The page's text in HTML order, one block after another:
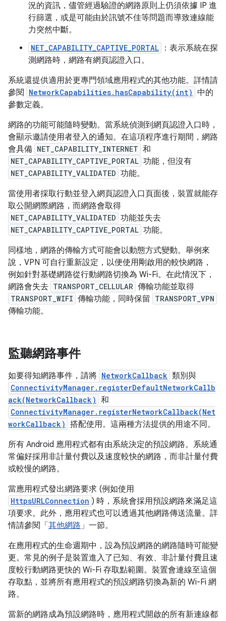
況的資訊，儘管經過驗證的網路原則上仍須依據 IP 進
行篩選，或是可能由於訊號不佳等問題而導致連線能
力突然中斷。
NET_CAPABILITY_CAPTIVE_PORTAL
：表示系統在探
測網路時，網路有網頁認證入口。
系統還提供適用於更專門領域應用程式的其他功能。詳情請
參閱
NetworkCapabilities.hasCapability(int) 中的
參數定義。
網路的功能可能隨時變動。當系統偵測到網頁認證入口時，
會顯示邀請使用者登入的通知。在這項程序進行期間，網路
會具備 NET_CAPABILITY_INTERNET 和
NET_CAPABILITY_CAPTIVE_PORTAL 功能，但沒有
NET_CAPABILITY_VALIDATED 功能。
當使用者採取行動並登入網頁認證入口頁面後，裝置就能存
取公開網際網路，而網路會取得
NET_CAPABILITY_VALIDATED 功能並失去
NET_CAPABILITY_CAPTIVE_PORTAL 功能。
同樣地，網路的傳輸方式可能會以動態方式變動。舉例來
說，VPN 可自行重新設定，以便使用剛啟用的較快網路，
例如針對基礎網路從行動網路切換為 Wi-Fi。在此情況下，
網路會失去 TRANSPORT_CELLULAR 傳輸功能並取得
TRANSPORT_WIFI 傳輸功能，同時保留 TRANSPORT_VPN
傳輸功能。
監聽網路事件
如要得知網路事件，請將 NetworkCallback 類別與
ConnectivityManager.registerDefaultNetworkCallb
ack(NetworkCallback) 和
ConnectivityManager.registerNetworkCallback(Net
workCallback) 搭配使用。這兩種方法提供的用途不同。
所有 Android 應用程式都有由系統決定的預設網路。系統通
常偏好採用非計量付費以及速度較快的網路，而非計量付費
或較慢的網路。
當應用程式發出網路要求 (例如使用
HttpsURLConnection ) 時，系統會採用預設網路來滿足這
項要求。此外，應用程式也可以透過其他網路傳送流量。詳
情請參閱「 其他網路」一節。
在應用程式的生命週期中，設為預設網路的網路隨時可能變
更。常見的例子是裝置進入了已知、有效、非計量付費且速
度較行動網路更快的 Wi-Fi 存取點範圍。裝置會連線至這個
存取點，並將所有應用程式的預設網路切換為新的 Wi-Fi 網
路。
當新的網路成為預設網路時，應用程式開啟的所有新連線都